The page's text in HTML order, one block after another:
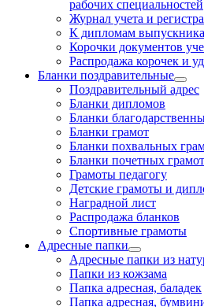
рабочих специальностей
Журнал учета и
К дипломам выпускника
Корочки документов
Распродажа корочек и
Бланки поздравительные
Поздравительный адрес
Бланки дипломов
Бланки
Бланки грамот
Бланки похвальных
Бланки почетных грамот
Грамоты педагогу
Детские грамоты и
Наградной лист
Распродажа бланков
Спортивные грамоты
Адресные папки
Адресные папки из
Папки из кожзама
Папка адресная, баладек
Папка адресная,